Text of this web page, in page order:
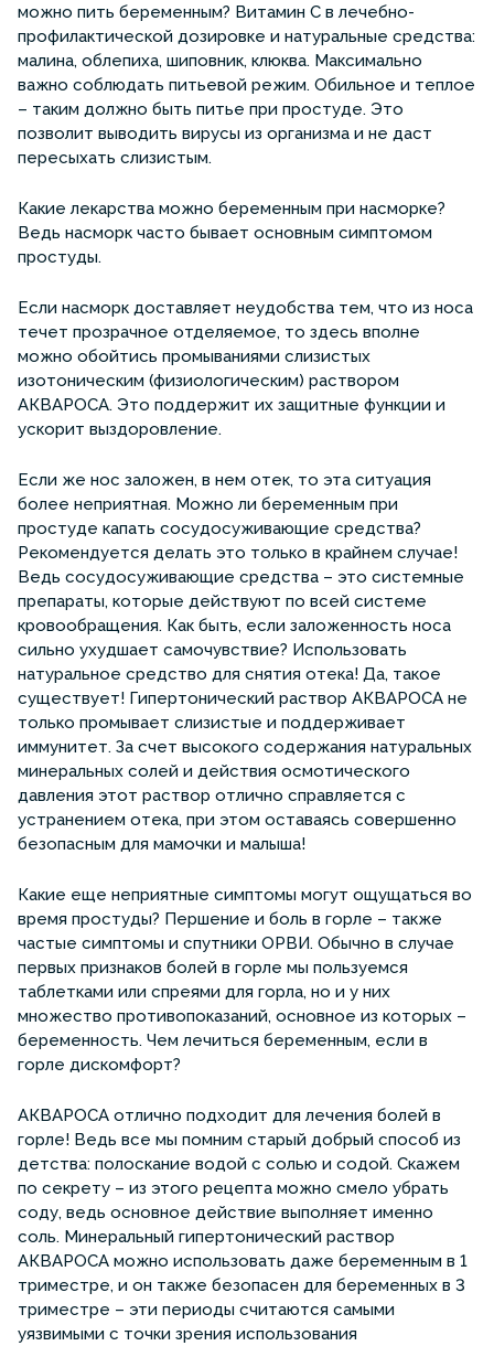
можно пить беременным? Витамин С в лечебно-
профилактической дозировке и натуральные средства:
малина, облепиха, шиповник, клюква. Максимально
важно соблюдать питьевой режим. Обильное и теплое
– таким должно быть питье при простуде. Это
позволит выводить вирусы из организма и не даст
пересыхать слизистым.
Какие лекарства можно беременным при насморке?
Ведь насморк часто бывает основным симптомом
простуды.
Если насморк доставляет неудобства тем, что из носа
течет прозрачное отделяемое, то здесь вполне
можно обойтись промываниями слизистых
изотоническим (физиологическим) раствором
АКВАРОСА. Это поддержит их защитные функции и
ускорит выздоровление.
Если же нос заложен, в нем отек, то эта ситуация
более неприятная. Можно ли беременным при
простуде капать сосудосуживающие средства?
Рекомендуется делать это только в крайнем случае!
Ведь сосудосуживающие средства – это системные
препараты, которые действуют по всей системе
кровообращения. Как быть, если заложенность носа
сильно ухудшает самочувствие? Использовать
натуральное средство для снятия отека! Да, такое
существует! Гипертонический раствор АКВАРОСА не
только промывает слизистые и поддерживает
иммунитет. За счет высокого содержания натуральных
минеральных солей и действия осмотического
давления этот раствор отлично справляется с
устранением отека, при этом оставаясь совершенно
безопасным для мамочки и малыша!
Какие еще неприятные симптомы могут ощущаться во
время простуды? Першение и боль в горле – также
частые симптомы и спутники ОРВИ. Обычно в случае
первых признаков болей в горле мы пользуемся
таблетками или спреями для горла, но и у них
множество противопоказаний, основное из которых –
беременность. Чем лечиться беременным, если в
горле дискомфорт?
АКВАРОСА отлично подходит для лечения болей в
горле! Ведь все мы помним старый добрый способ из
детства: полоскание водой с солью и содой. Скажем
по секрету – из этого рецепта можно смело убрать
соду, ведь основное действие выполняет именно
соль. Минеральный гипертонический раствор
АКВАРОСА можно использовать даже беременным в 1
триместре, и он также безопасен для беременных в 3
триместре – эти периоды считаются самыми
уязвимыми с точки зрения использования